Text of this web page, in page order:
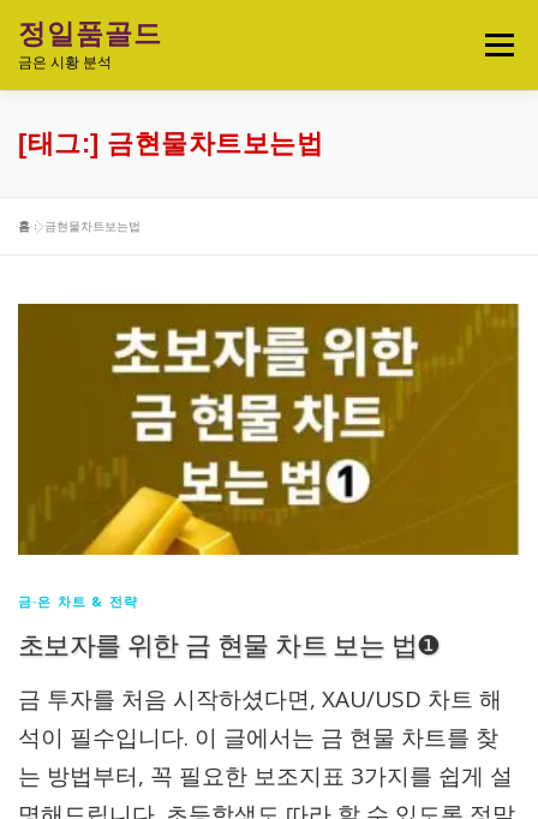
정일품골드
금은 시황 분석
메뉴
실시간 국제 금·은 시세 & 금은비율
오늘의 금은시세 분석
정일품골드 제품관
[태그:] 금현물차트보는법
홈 »금현물차트보는법
금·은 차트 & 전략
초보자를 위한 금 현물 차트 보는 법❶
금 투자를 처음 시작하셨다면, XAU/USD 차트 해
석이 필수입니다. 이 글에서는 금 현물 차트를 찾
는 방법부터, 꼭 필요한 보조지표 3가지를 쉽게 설